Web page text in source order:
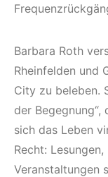
Barbara Roth
Rheinfelden und
City zu beleben.
der
sich das Leben
Recht:
Veranstaltungen